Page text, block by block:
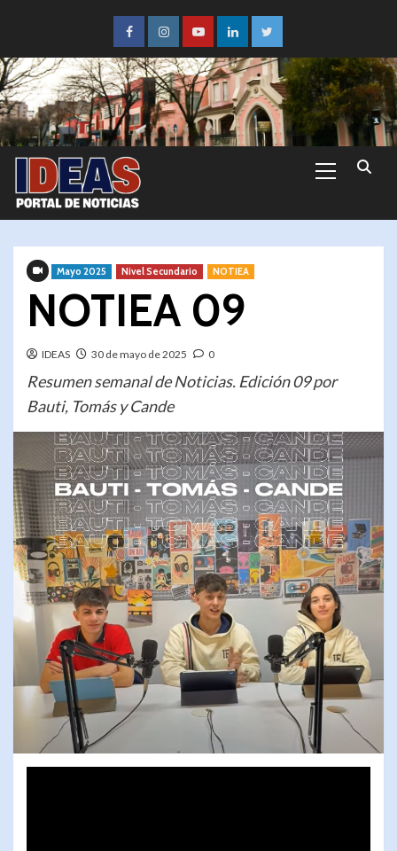
Mayo 2025 Nivel Secundario NOTIEA
NOTIEA 09
IDEAS 30 de mayo de 2025 0
Resumen semanal de Noticias. Edición 09 por
Bauti, Tomás y Cande